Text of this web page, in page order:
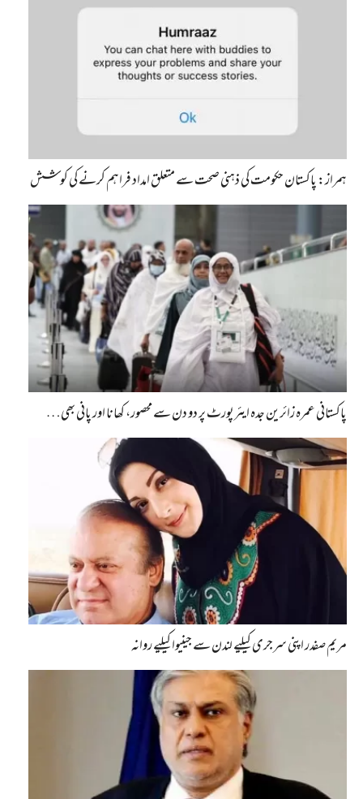
ہمراز: پاکستان حکومت کی ذہنی صحت سے متعلق امداد فراہم کرنے کی کوشش
پاکستانی عمرہ زائرین جدہ ایئرپورٹ پر دو دن سے محصور، کھانا اور پانی بھی…
مریم صفدر اپنی سرجری کیلیے لندن سے جینیوا کیلیے روانہ